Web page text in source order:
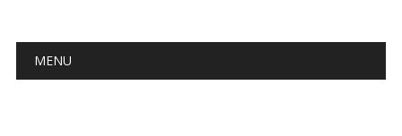
Main menu
MENU